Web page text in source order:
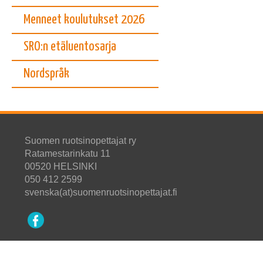
Menneet koulutukset 2026
SRO:n etäluentosarja
Nordspråk
Suomen ruotsinopettajat ry
Ratamestarinkatu 11
00520 HELSINKI
050 412 2599
svenska(at)suomenruotsinopettajat.fi